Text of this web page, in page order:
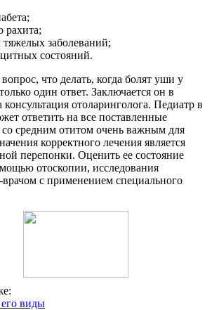
рахита;
заболеваний;
состояний.
что делать, когда болят уши у
один ответ. Заключается он в
отоларинголога. Педиатр в
ответить на все поставленные
средним отитом очень важным для
корректного лечения является
перепонки. Оценить ее состояние
отоскопии, исследования
с применением специального
виды